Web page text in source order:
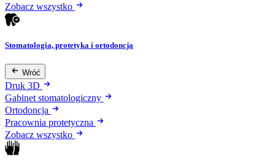
Zobacz wszystko
Stomatologia, protetyka i ortodoncja
Wróć
Druk 3D
Gabinet stomatologiczny
Ortodoncja
Pracownia protetyczna
Zobacz wszystko